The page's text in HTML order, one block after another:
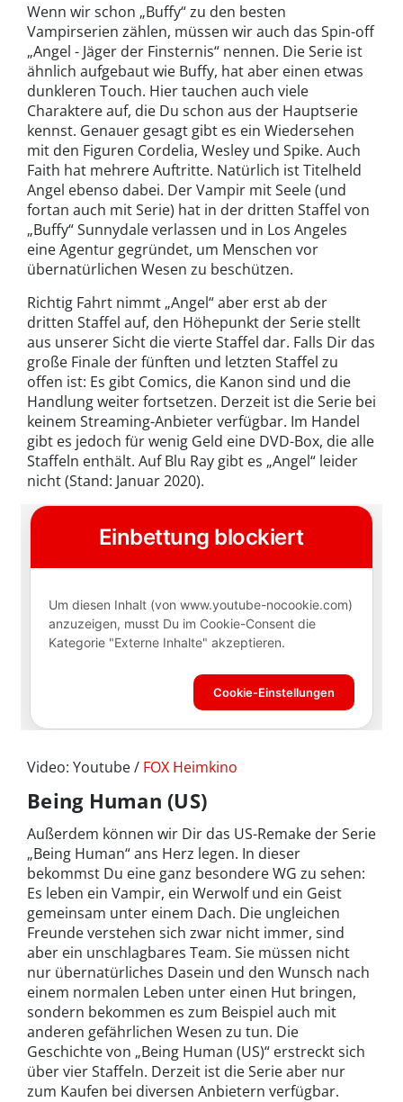
Wenn wir schon „Buffy“ zu den besten
Vampirserien zählen, müssen wir auch das Spin-off
„Angel - Jäger der Finsternis“ nennen. Die Serie ist
ähnlich aufgebaut wie Buffy, hat aber einen etwas
dunkleren Touch. Hier tauchen auch viele
Charaktere auf, die Du schon aus der Hauptserie
kennst. Genauer gesagt gibt es ein Wiedersehen
mit den Figuren Cordelia, Wesley und Spike. Auch
Faith hat mehrere Auftritte. Natürlich ist Titelheld
Angel ebenso dabei. Der Vampir mit Seele (und
fortan auch mit Serie) hat in der dritten Staffel von
„Buffy“ Sunnydale verlassen und in Los Angeles
eine Agentur gegründet, um Menschen vor
übernatürlichen Wesen zu beschützen.
Richtig Fahrt nimmt „Angel“ aber erst ab der
dritten Staffel auf, den Höhepunkt der Serie stellt
aus unserer Sicht die vierte Staffel dar. Falls Dir das
große Finale der fünften und letzten Staffel zu
offen ist: Es gibt Comics, die Kanon sind und die
Handlung weiter fortsetzen. Derzeit ist die Serie bei
keinem Streaming-Anbieter verfügbar. Im Handel
gibt es jedoch für wenig Geld eine DVD-Box, die alle
Staffeln enthält. Auf Blu Ray gibt es „Angel“ leider
nicht (Stand: Januar 2020).
Video: Youtube / FOX Heimkino
Being Human (US)
Außerdem können wir Dir das US-Remake der Serie
„Being Human“ ans Herz legen. In dieser
bekommst Du eine ganz besondere WG zu sehen:
Es leben ein Vampir, ein Werwolf und ein Geist
gemeinsam unter einem Dach. Die ungleichen
Freunde verstehen sich zwar nicht immer, sind
aber ein unschlagbares Team. Sie müssen nicht
nur übernatürliches Dasein und den Wunsch nach
einem normalen Leben unter einen Hut bringen,
sondern bekommen es zum Beispiel auch mit
anderen gefährlichen Wesen zu tun. Die
Geschichte von „Being Human (US)“ erstreckt sich
über vier Staffeln. Derzeit ist die Serie aber nur
zum Kaufen bei diversen Anbietern verfügbar.